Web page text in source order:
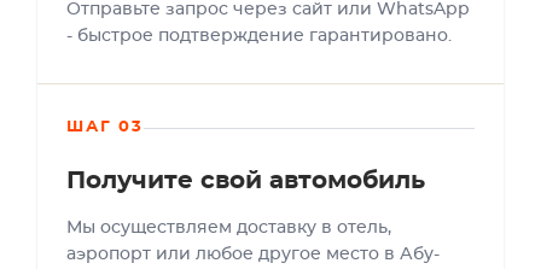
Отправьте запрос через сайт или WhatsApp
- быстрое подтверждение гарантировано.
ШАГ 03
Получите свой автомобиль
Мы осуществляем доставку в отель,
аэропорт или любое другое место в Абу-